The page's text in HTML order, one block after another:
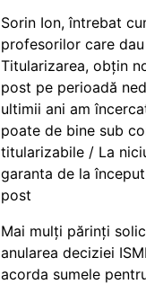
Sorin Ion, întrebat
profesorilor care
Titularizarea, obțin
post pe perioadă
ultimii ani am
poate de bine sub
titularizabile / La
garanta de la
post
Mai mulți părinți
anularea deciziei
acorda sumele